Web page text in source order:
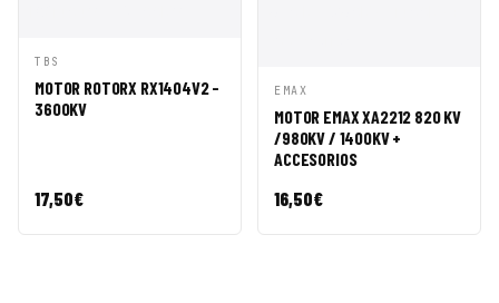
VISTA
RÁPIDA
CESTA
TBS
MOTOR ROTORX RX1404V2 -
3600KV
17,50€
VISTA
RÁPIDA
CESTA
EMAX
MOTOR EMAX XA2212 820 KV
/980KV / 1400KV +
ACCESORIOS
16,50€